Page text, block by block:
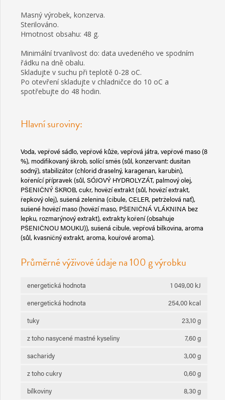
Masný výrobek, konzerva.
Sterilováno.
Hmotnost obsahu: 48 g.
Minimální trvanlivost do: data uvedeného ve spodním
řádku na dně obalu.
Skladujte v suchu při teplotě 0-28 oC.
Po otevření skladujte v chladničce do 10 oC a
spotřebujte do 48 hodin.
Hlavní suroviny:
Voda, vepřové sádlo, vepřové kůže, vepřová játra, vepřové maso (8
%), modifikovaný škrob, solící směs (sůl, konzervant: dusitan
sodný), stabilizátor (chlorid draselný, karagenan, karubin),
kořenící přípravek (sůl, SÓJOVÝ HYDROLYZÁT, palmový olej,
PŠENIČNÝ ŠKROB, cukr, hovězí extrakt (sůl, hovězí extrakt,
řepkový olej), sušená zelenina (cibule, CELER, petrželová nať),
sušené hovězí maso (hovězí maso, PŠENIČNÁ VLÁKNINA bez
lepku, rozmarýnový extrakt), extrakty koření (obsahuje
PŠENIČNOU MOUKU)), sušená cibule, vepřová bilkovina, aroma
(sůl, kvasničný extrakt, aroma, kouřové aroma).
Průměrné výživové údaje na 100 g výrobku
energetická hodnota
1 049,00 kJ
energetická hodnota
254,00 kcal
tuky
23,10 g
z toho nasycené mastné kyseliny
7,60 g
sacharidy
3,00 g
z toho cukry
0,60 g
bílkoviny
8,30 g